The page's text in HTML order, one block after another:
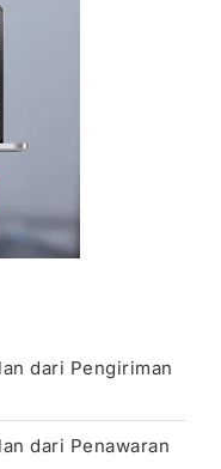
dari Pengiriman
dari Penawaran